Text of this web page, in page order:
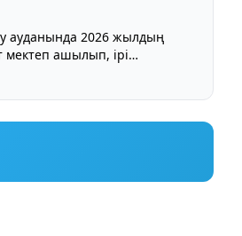
ауданында 2026 жылдың
мектеп ашылып, ірі
аяқталады